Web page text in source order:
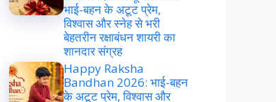
भाई-बहन के अटूट प्रेम,
विश्वास और स्नेह से भरी
बेहतरीन रक्षाबंधन शायरी का
शानदार संग्रह
Happy Raksha
Bandhan 2026: भाई-बहन
के अटूट प्रेम, विश्वास और